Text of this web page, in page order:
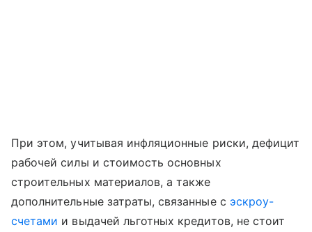
При этом, учитывая инфляционные риски, дефицит
рабочей силы и стоимость основных
строительных материалов, а также
дополнительные затраты, связанные с эскроу-
счетами и выдачей льготных кредитов, не стоит